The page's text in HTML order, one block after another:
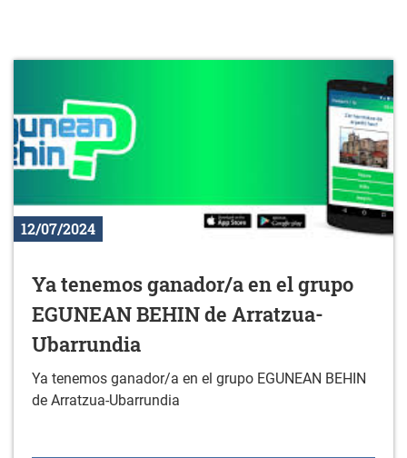
12/07/2024
Ya tenemos ganador/a en el grupo
EGUNEAN BEHIN de Arratzua-
Ubarrundia
Ya tenemos ganador/a en el grupo EGUNEAN BEHIN
de Arratzua-Ubarrundia